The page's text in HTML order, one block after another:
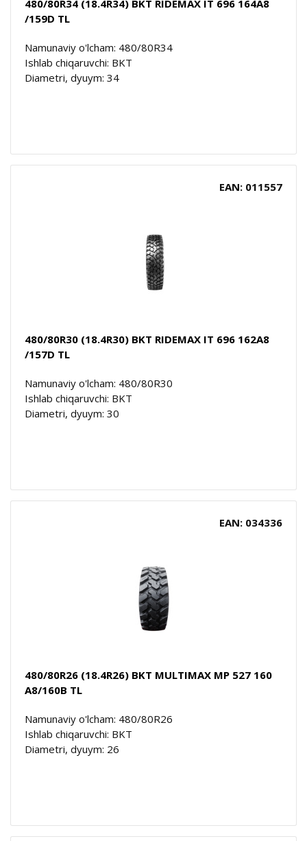
480/80R34 (18.4R34) BKT RIDEMAX IT 696 164A8
/159D TL
Namunaviy o'lcham: 480/80R34
Ishlab chiqaruvchi: BKT
Diametri, dyuym: 34
EAN: 011557
480/80R30 (18.4R30) BKT RIDEMAX IT 696 162A8
/157D TL
Namunaviy o'lcham: 480/80R30
Ishlab chiqaruvchi: BKT
Diametri, dyuym: 30
EAN: 034336
480/80R26 (18.4R26) BKT MULTIMAX MP 527 160
A8/160B TL
Namunaviy o'lcham: 480/80R26
Ishlab chiqaruvchi: BKT
Diametri, dyuym: 26